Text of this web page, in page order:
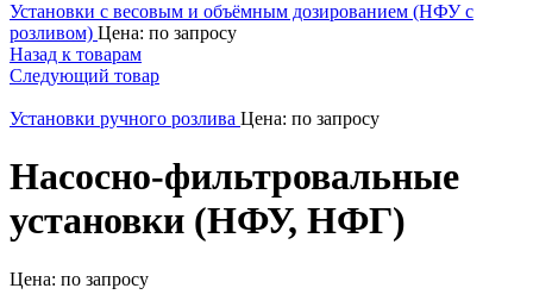
Установки с весовым и объёмным дозированием (НФУ с
розливом) Цена: по запросу
Назад к товарам
Следующий товар
Установки ручного розлива Цена: по запросу
Насосно-фильтровальные
установки (НФУ, НФГ)
Цена: по запросу